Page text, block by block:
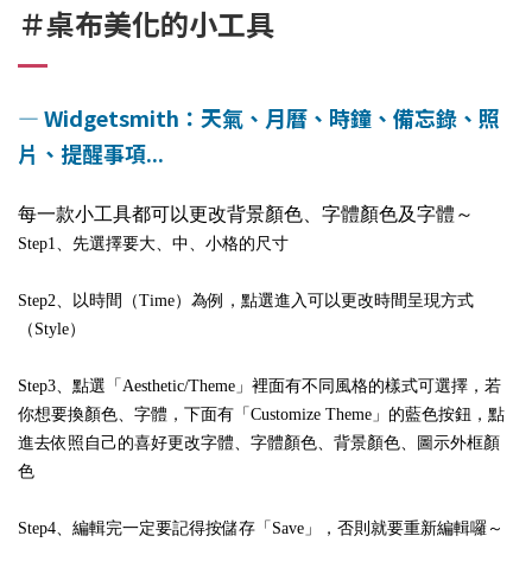
＃桌布美化的小工具
—Widgetsmith：天氣、月曆、時鐘、備忘錄、照
片、提醒事項...
每一款小工具都可以更改背景顏色、字體顏色及字體～
Step1、先選擇要大、中、小格的尺寸
Step2、以時間（Time）為例，點選進入可以更改時間呈現方式
（Style）
Step3、點選「Aesthetic/Theme」裡面有不同風格的樣式可選擇，若
你想要換顏色、字體，下面有「Customize Theme」的藍色按鈕，點
進去依照自己的喜好更改字體、字體顏色、背景顏色、圖示外框顏
色
Step4、編輯完一定要記得按儲存「Save」，否則就要重新編輯囉～